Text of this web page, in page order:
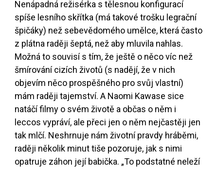
Nenápadná režisérka s tělesnou konfigurací
spíše lesního skřítka (má takové trošku legrační
špičáky) než sebevědomého umělce, která často
z plátna raději šeptá, než aby mluvila nahlas.
Možná to souvisí s tím, že ještě o něco víc než
šmírování cizích životů (s nadějí, že v nich
objevím něco prospěšného pro svůj vlastní)
mám raději tajemství. A Naomi Kawase sice
natáčí filmy o svém životě a občas o něm i
leccos vypráví, ale přeci jen o něm nejčastěji jen
tak mlčí. Neshrnuje nám životní pravdy hráběmi,
raději několik minut tiše pozoruje, jak s nimi
opatruje záhon její babička. „To podstatné neleží